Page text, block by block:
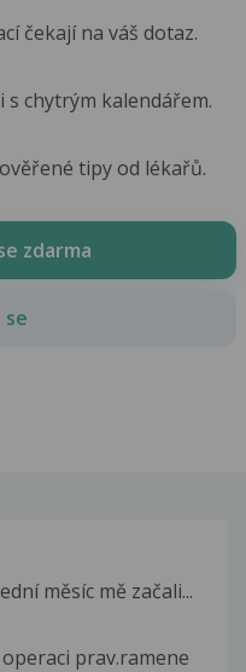
čekají na váš dotaz.
chytrým kalendářem.
tipy od lékařů.
zdarma
se
měsíc mě začali...
prav.ramene